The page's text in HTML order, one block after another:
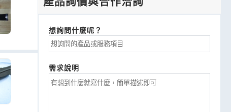
想詢問什麼呢？
需求說明